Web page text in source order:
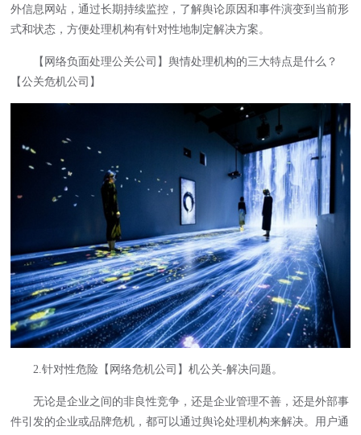
外信息网站，通过长期持续监控，了解舆论原因和事件演变到当前形
式和状态，方便处理机构有针对性地制定解决方案。
【网络负面处理公关公司】舆情处理机构的三大特点是什么？
【公关危机公司】
2.针对性危险【网络危机公司】机公关-解决问题。
无论是企业之间的非良性竞争，还是企业管理不善，还是外部事
件引发的企业或品牌危机，都可以通过舆论处理机构来解决。用户通